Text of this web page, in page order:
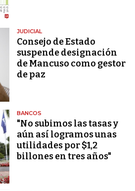
JUDICIAL
Consejo de Estado
suspende designación
de Mancuso como gestor
de paz
BANCOS
"No subimos las tasas y
aún así logramos unas
utilidades por $1,2
billones en tres años"